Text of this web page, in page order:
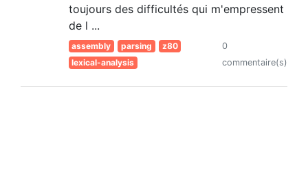
toujours des difficultés qui m'empressent
de l ...
assembly parsing
z80
lexical-analysis
0
commentaire(s)